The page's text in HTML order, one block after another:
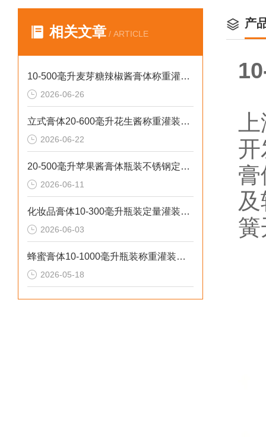
相关文章 / ARTICLE
10-500毫升麦芽糖辣椒酱膏体称重灌装机厂家批发
2026-06-26
立式膏体20-600毫升花生酱称重灌装机性价比高
2026-06-22
20-500毫升苹果酱膏体瓶装不锈钢定量灌装机设备
2026-06-11
化妆品膏体10-300毫升瓶装定量灌装机操作流程
2026-06-03
蜂蜜膏体10-1000毫升瓶装称重灌装机工作原理
2026-05-18
产